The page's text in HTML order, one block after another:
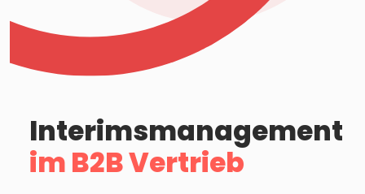
Interimsmanagement
im B2B Vertrieb